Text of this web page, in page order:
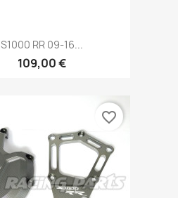
Vorschau
S1000 RR 09-16...
109,00 €
favorite_border